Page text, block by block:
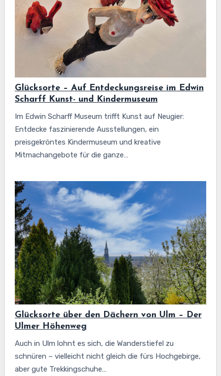
Glücksorte – Auf Entdeckungsreise im Edwin
Scharff Kunst- und Kindermuseum
Im Edwin Scharff Museum trifft Kunst auf Neugier:
Entdecke faszinierende Ausstellungen, ein
preisgekröntes Kindermuseum und kreative
Mitmachangebote für die ganze…
Glücksorte über den Dächern von Ulm – Der
Ulmer Höhenweg
Auch in Ulm lohnt es sich, die Wanderstiefel zu
schnüren – vielleicht nicht gleich die fürs Hochgebirge,
aber gute Trekkingschuhe…